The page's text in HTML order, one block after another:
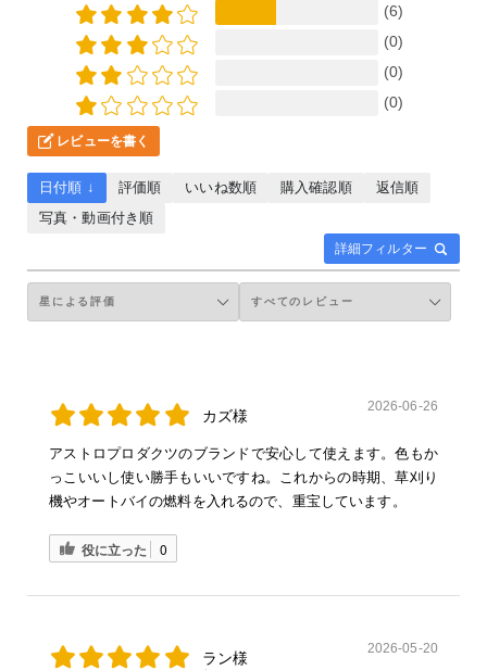
(6)
(0)
(0)
(0)
レビューを書く
詳細フィルター
日付順 ↓ 評価順 いいね数順 購入確認順
返信順
写真・動画付き順
カズ様
2026-06-26
アストロプロダクツのブランドで安心して使えます。色もか
っこいいし使い勝手もいいですね。これからの時期、草刈り
機やオートバイの燃料を入れるので、重宝しています。
役に立った 0
ラン様
2026-05-20